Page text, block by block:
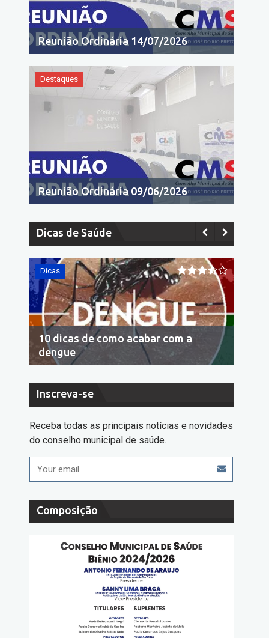
Reunião Ordinária 14/07/2026
Destaques
Reunião Ordinária 09/06/2026
Dicas de Saúde
Dicas
10 dicas de como acabar com a
dengue
Inscreva-se
Receba todas as principais notícias e novidades
do conselho municipal de saúde.
Composição